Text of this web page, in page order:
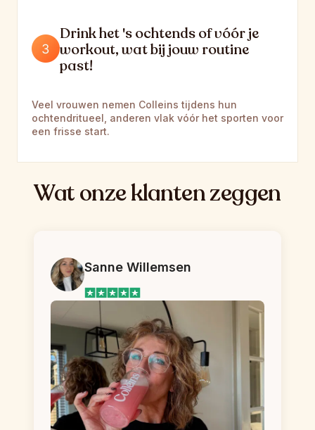
Drink het 's ochtends of vóór je
workout, wat bij jouw routine
past!
Veel vrouwen nemen Colleins tijdens hun
ochtendritueel, anderen vlak vóór het sporten voor
een frisse start.
Wat onze klanten zeggen
Sanne Willemsen